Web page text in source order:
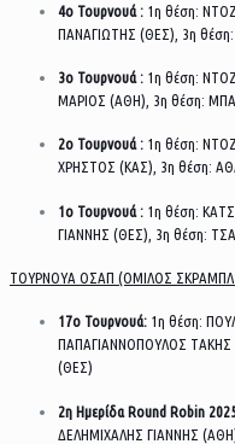
4ο Τουρνουά : 1η θέση:
ΠΑΝΑΓΙΩΤΗΣ (ΘΕΣ), 3η
3ο Τουρνουά : 1η θέση:
ΜΑΡΙΟΣ (ΑΘΗ), 3η θέση:
2ο Τουρνουά : 1η θέση:
ΧΡΗΣΤΟΣ (ΚΑΣ), 3η θέση:
1ο Τουρνουά : 1η θέση:
ΓΙΑΝΝΗΣ (ΘΕΣ), 3η θέση:
ΤΟΥΡΝΟΥΑ ΟΣΑΠ (ΟΜΙΛΟΣ ΣΚΡΑΜΠΛ
17ο Τουρνουά: 1η θέση:
ΠΑΠΑΓΙΑΝΝΟΠΟΥΛΟΣ
(ΘΕΣ)
2η Ημερίδα Round Robin
ΔΕΛΗΜΙΧΑΛΗΣ ΓΙΑΝΝΗΣ